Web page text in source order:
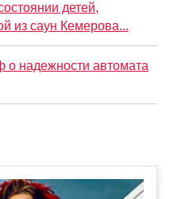
детей,
из саун Кемерова...
о надежности автомата